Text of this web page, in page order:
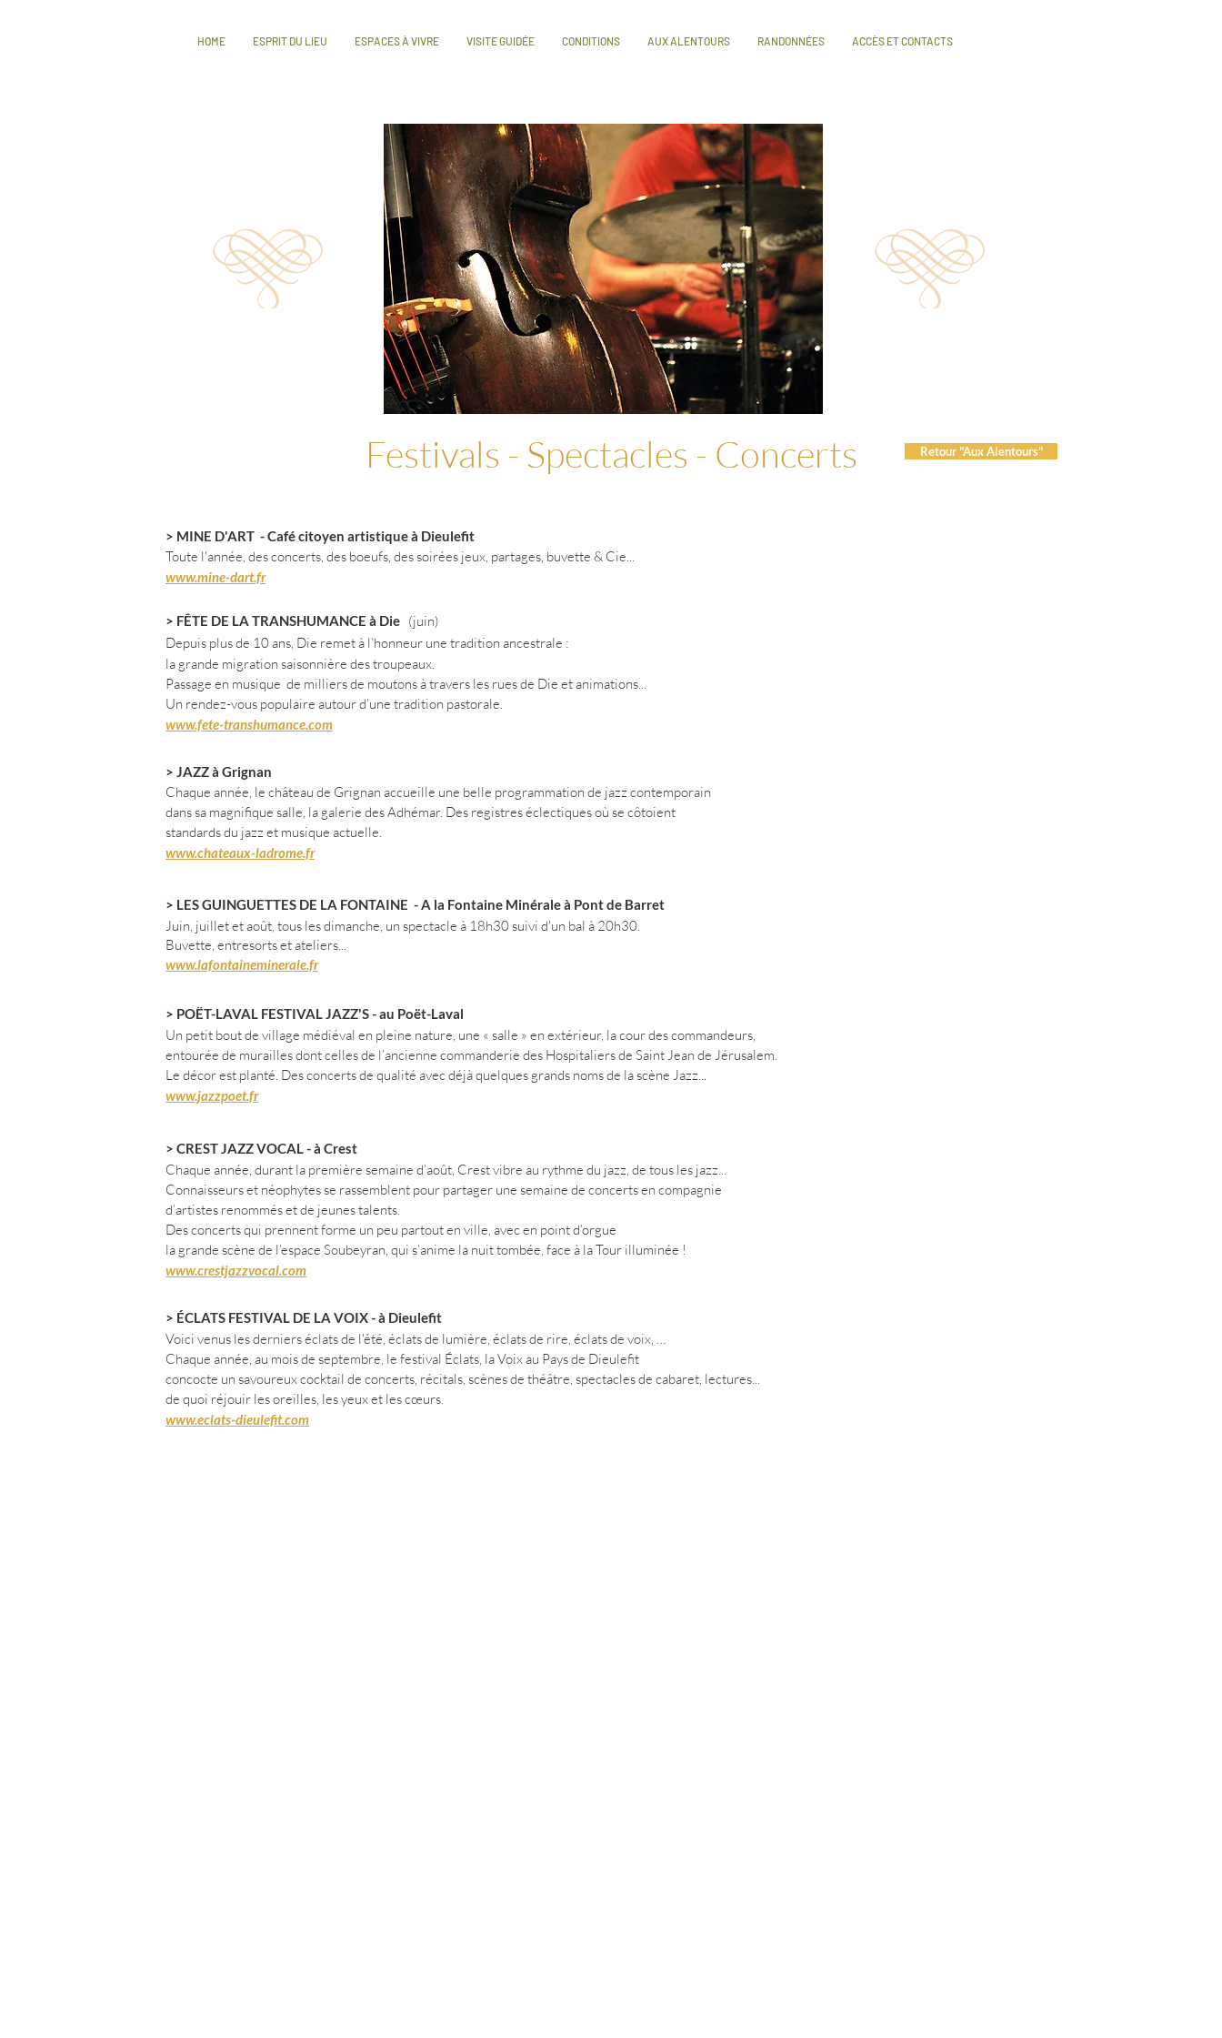
HOME ESPRIT DU LIEU ESPACES À VIVRE VISITE GUIDÉE CONDITIONS AUX ALENTOURS RANDONNÉES ACCÈS ET CONTACTS
Festivals - Spectacles - Concerts Retour "Aux Alentours"
> MINE D'ART - Café citoyen artistique à Dieulefit
Toute l'année, des concerts, des boeufs, des soirées jeux, partages, buvette & Cie...
www.mine-dart.fr
> FÊTE DE LA TRANSHUMANCE à Die (juin)
Depuis plus de 10 ans, Die remet à l’honneur une tradition ancestrale :
la grande migration saisonnière des troupeaux.
Passage en musique de milliers de moutons à travers les rues de Die et animations...
Un rendez-vous populaire autour d’une tradition pastorale.
www.fete-transhumance.com
> JAZZ à Grignan
Chaque année, le château de Grignan accueille une belle programmation de jazz contemporain
dans sa magnifique salle, la galerie des Adhémar. Des registres éclectiques où se côtoient
standards du jazz et musique actuelle.
www.chateaux-ladrome.fr
> LES GUINGUETTES DE LA FONTAINE - A la Fontaine Minérale à Pont de Barret
Juin, juillet et août, tous les dimanche, un spectacle à 18h30 suivi d'un bal à 20h30.
Buvette, entresorts et ateliers...
www.lafontaineminerale.fr
> POËT-LAVAL FESTIVAL JAZZ'S - au Poët-Laval
Un petit bout de village médiéval en pleine nature, une « salle » en extérieur, la cour des commandeurs,
entourée de murailles dont celles de l’ancienne commanderie des Hospitaliers de Saint Jean de Jérusalem.
Le décor est planté. Des concerts de qualité avec déjà quelques grands noms de la scène Jazz...
www.jazzpoet.fr
> CREST JAZZ VOCAL - à Crest
Chaque année, durant la première semaine d’août, Crest vibre au rythme du jazz, de tous les jazz...
Connaisseurs et néophytes se rassemblent pour partager une semaine de concerts en compagnie
d’artistes renommés et de jeunes talents.
Des concerts qui prennent forme un peu partout en ville, avec en point d’orgue
la grande scène de l’espace Soubeyran, qui s’anime la nuit tombée, face à la Tour illuminée !
www.crestjazzvocal.com
> ÉCLATS FESTIVAL DE LA VOIX - à Dieulefit
Voici venus les derniers éclats de l'été, éclats de lumière, éclats de rire, éclats de voix, …
Chaque année, au mois de septembre, le festival Éclats, la Voix au Pays de Dieulefit
concocte un savoureux cocktail de concerts, récitals, scènes de théâtre, spectacles de cabaret, lectures...
de quoi réjouir les oreilles, les yeux et les cœurs.
www.eclats-dieulefit.com